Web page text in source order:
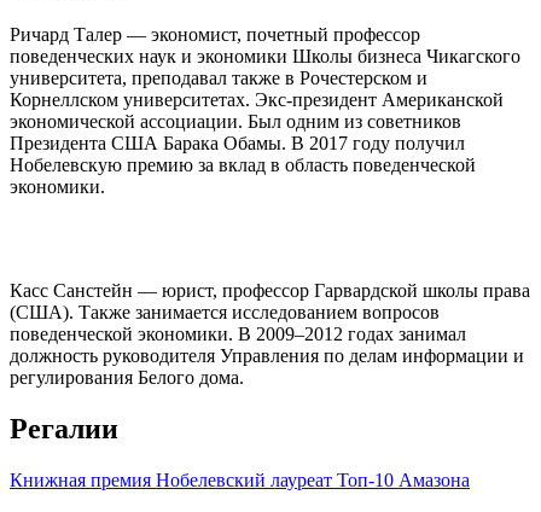
Ричард Талер — экономист, почетный профессор
поведенческих наук и экономики Школы бизнеса Чикагского
университета, преподавал также в Рочестерском и
Корнеллском университетах. Экс-президент Американской
экономической ассоциации. Был одним из советников
Президента США Барака Обамы. В 2017 году получил
Нобелевскую премию за вклад в область поведенческой
экономики.
Касс Санстейн — юрист, профессор Гарвардской школы права
(США). Также занимается исследованием вопросов
поведенческой экономики. В 2009–2012 годах занимал
должность руководителя Управления по делам информации и
регулирования Белого дома.
Регалии
Книжная премия Нобелевский лауреат Топ-10 Амазона